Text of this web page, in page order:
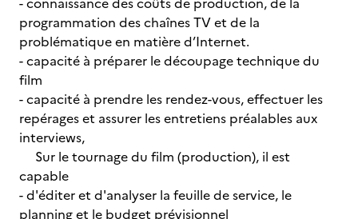
programmation des chaînes TV et de la
problématique en matière d’Internet.
- capacité à préparer le découpage technique du
film
- capacité à prendre les rendez-vous, effectuer les
repérages et assurer les entretiens préalables aux
interviews,
Sur le tournage du film (production), il est
capable
- d'éditer et d'analyser la feuille de service, le
planning et le budget prévisionnel